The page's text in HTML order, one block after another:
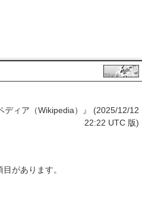
ディア（Wikipedia）』 (2025/12/12
22:22 UTC 版)
があります。